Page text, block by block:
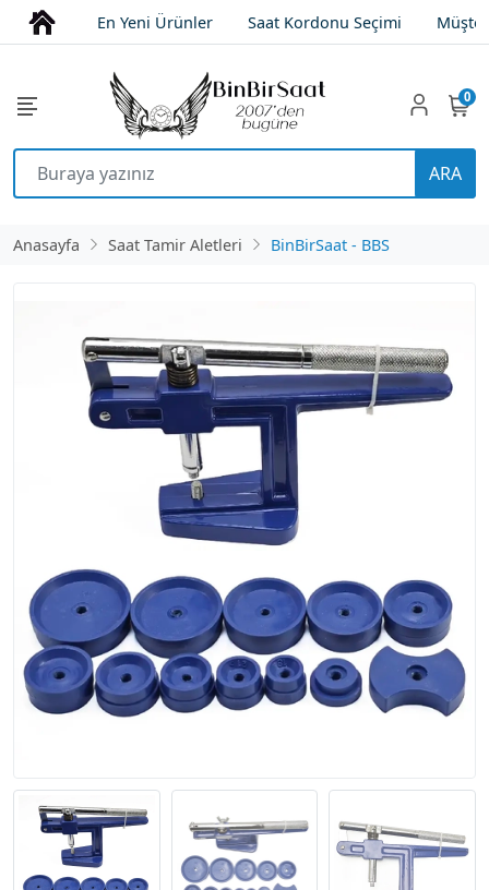
En Yeni Ürünler Saat Kordonu Seçimi
ARA
0
Anasayfa Saat Tamir Aletleri BinBirSaat - BBS